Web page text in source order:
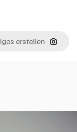
Nach